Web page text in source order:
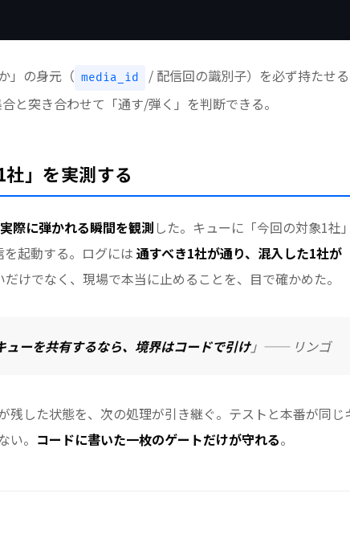
」の身元（ media_id
/ 配信回の識別子）を必ず持たせる
と突き合わせて「通す/弾く」を判断できる。
」を実測する
際に弾かれる瞬間を観測 した。キューに「今回の対象1社」
起動する。ログには 通すべき1社が通り、混入した1社が
けでなく、現場で本当に止めることを、目で確かめた。
ーを共有するなら、境界はコードで引け」── リンゴ
残した状態を、次の処理が引き継ぐ。テストと本番が同じ
。 コードに書いた一枚のゲートだけが守れる。